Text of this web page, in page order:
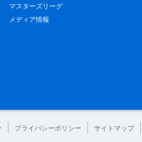
マスターズリーグ
メディア情報
プライバシーポリシー サイトマップ